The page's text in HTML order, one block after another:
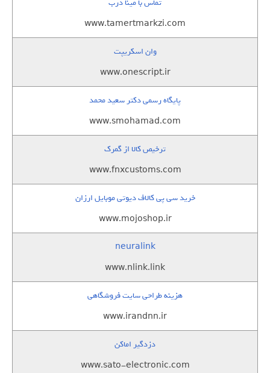
تماس با مینا درب
www.tamertmarkzi.com
وان اسکریپت
www.onescript.ir
پایگاه رسمی دکتر سعید محمد
www.smohamad.com
ترخیص کالا از گمرک
www.fnxcustoms.com
خرید سی پی کالاف دیوتی موبایل ارزان
www.mojoshop.ir
neuralink
www.nlink.link
هزینه طراحی سایت فروشگاهی
www.irandnn.ir
دزدگیر اماکن
www.sato-electronic.com